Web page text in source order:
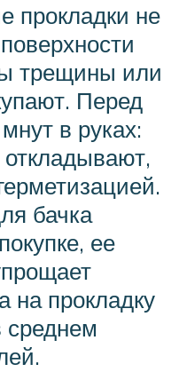
прокладки не
трещины или
Перед
в руках:
бачка
ее
на прокладку
среднем